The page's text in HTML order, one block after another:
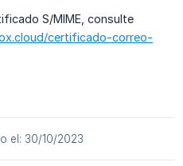
S/MIME, consulte
certificado-correo-
el: 30/10/2023